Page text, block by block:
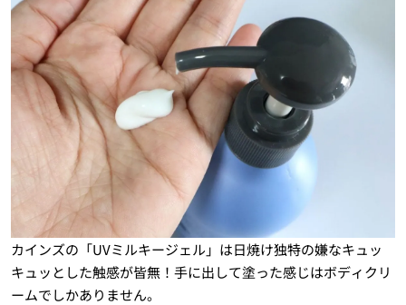
カインズの「UVミルキージェル」は日焼け独特の嫌なキュッ
キュッとした触感が皆無！手に出して塗った感じはボディクリ
ームでしかありません。